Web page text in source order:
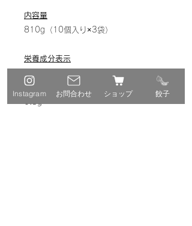
内容量
810g（10個入り×3袋）
栄養成分表示
質2.0g、炭水化物4.7g、食塩相当量
Instagram お問合わせ ショップ 餃子